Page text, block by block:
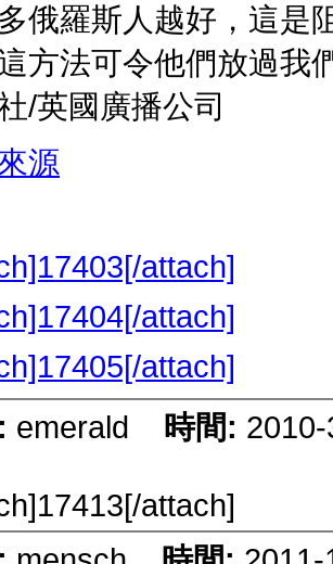
俄羅斯人越好，這是
方法可令他們放過我
/英國廣播公司
源
attach]
attach]
attach]
emerald 時間:
attach]